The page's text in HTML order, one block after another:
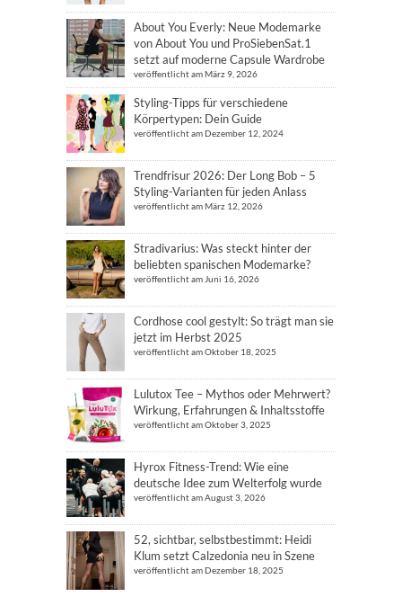
About You Everly: Neue Modemarke
von About You und ProSiebenSat.1
setzt auf moderne Capsule Wardrobe
veröffentlicht am März 9, 2026
Styling-Tipps für verschiedene
Körpertypen: Dein Guide
veröffentlicht am Dezember 12, 2024
Trendfrisur 2026: Der Long Bob – 5
Styling-Varianten für jeden Anlass
veröffentlicht am März 12, 2026
Stradivarius: Was steckt hinter der
beliebten spanischen Modemarke?
veröffentlicht am Juni 16, 2026
Cordhose cool gestylt: So trägt man sie
jetzt im Herbst 2025
veröffentlicht am Oktober 18, 2025
Lulutox Tee – Mythos oder Mehrwert?
Wirkung, Erfahrungen & Inhaltsstoffe
veröffentlicht am Oktober 3, 2025
Hyrox Fitness-Trend: Wie eine
deutsche Idee zum Welterfolg wurde
veröffentlicht am August 3, 2026
52, sichtbar, selbstbestimmt: Heidi
Klum setzt Calzedonia neu in Szene
veröffentlicht am Dezember 18, 2025